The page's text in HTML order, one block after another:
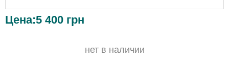
Цена:5 400 грн
нет в наличии